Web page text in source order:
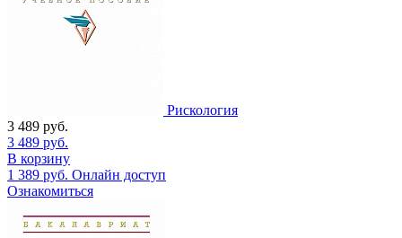
Рискология
3 489 руб.
3 489 руб.
В корзину
1 389 руб. Онлайн доступ
Ознакомиться